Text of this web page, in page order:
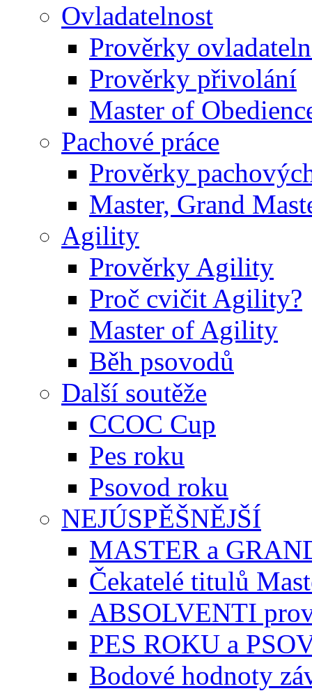
Ovladatelnost
Prověrky
Prověrky přivolání
Master of
Pachové práce
Prověrky
Master, Grand
Agility
Prověrky Agility
Proč cvičit Agility?
Master of Agility
Běh psovodů
Další soutěže
CCOC Cup
Pes roku
Psovod roku
NEJÚSPĚŠNĚJŠÍ
MASTER a
Čekatelé titulů
ABSOLVENTI
PES ROKU a
Bodové hodnoty